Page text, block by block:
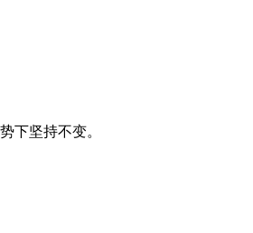
下坚持不变。